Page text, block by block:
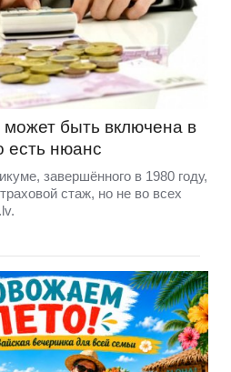
быть включена в
есть нюанс
завершённого в 1980 году,
стаж, но не во всех